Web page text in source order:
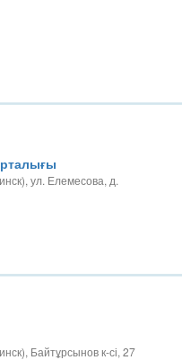
ул. Елемесова, д.
Байтұрсынов к-сі, 27